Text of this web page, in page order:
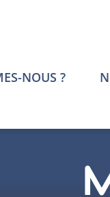
NOUS ?